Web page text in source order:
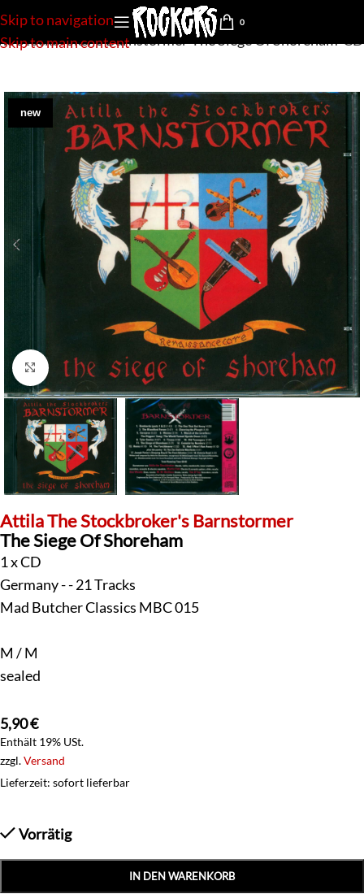
Skip to navigation
Skip to main content
0
Stockbroker’s Barnstormer-The Siege Of Shoreham-CD
new
Klick zum Vergrößern
Attila The Stockbroker's Barnstormer
The Siege Of Shoreham
1 x CD
Germany - - 21 Tracks
Mad Butcher Classics MBC 015
M / M
sealed
5,90€
Enthält 19% USt.
zzgl.Versand
Lieferzeit: sofort lieferbar
Vorrätig
IN DEN WARENKORB